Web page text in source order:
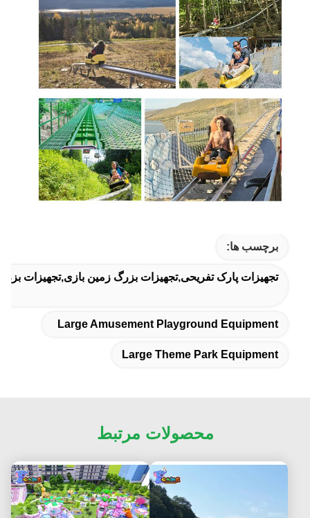
برچسب ها:
تجهیزات پارک تفریحی,تجهیزات بزرگ زمین بازی,تجهیزات
Large Amusement Playground Equipment
Large Theme Park Equipment
محصولات مرتبط